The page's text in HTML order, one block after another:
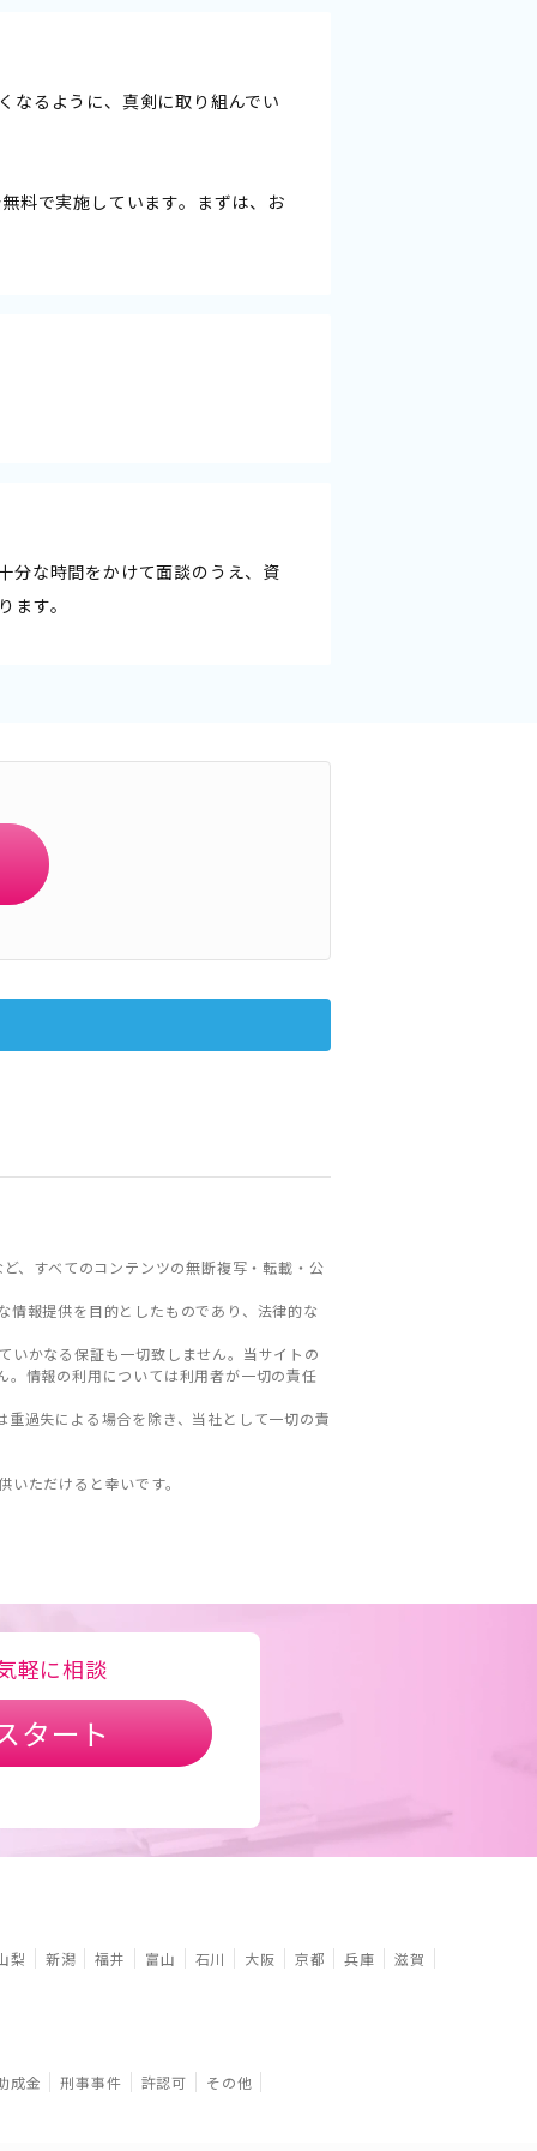
なるように、真剣に取り組んでい
料で実施しています。まずは、お
分な時間をかけて面談のうえ、資
す。
、すべてのコンテンツの無断複写・転載・公
報提供を目的としたものであり、法律的な
いかなる保証も一切致しません。当サイトの
情報の利用については利用者が一切の責任
過失による場合を除き、当社として一切の責
ただけると幸いです。
軽に相談
タート
梨 新潟 福井 富山 石川 大阪 京都 兵庫 滋賀
成金 刑事事件 許認可 その他